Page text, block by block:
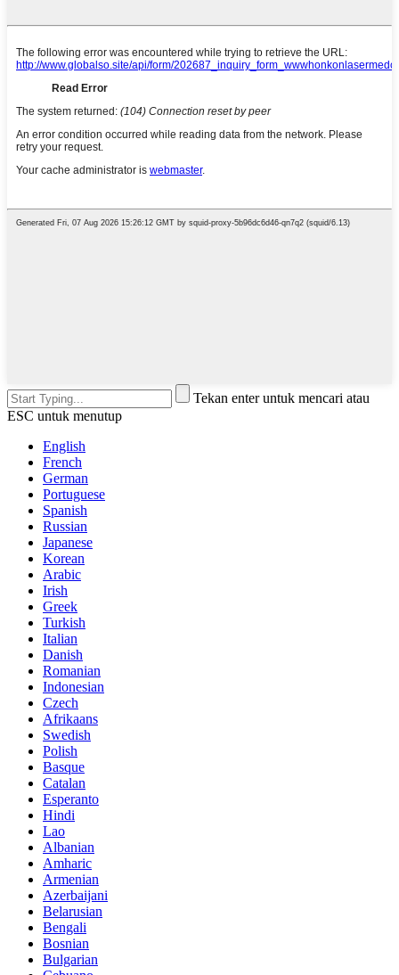
Tekan enter untuk mencari atau
ESC untuk menutup
English
French
German
Portuguese
Spanish
Russian
Japanese
Korean
Arabic
Irish
Greek
Turkish
Italian
Danish
Romanian
Indonesian
Czech
Afrikaans
Swedish
Polish
Basque
Catalan
Esperanto
Hindi
Lao
Albanian
Amharic
Armenian
Azerbaijani
Belarusian
Bengali
Bosnian
Bulgarian